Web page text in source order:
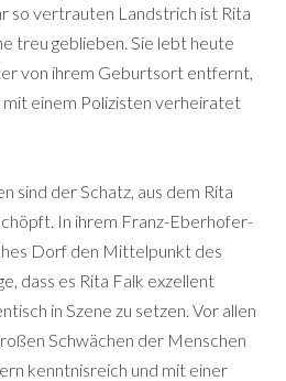
so vertrauten Landstrich ist Rita
treu geblieben. Sie lebt heute
von ihrem Geburtsort entfernt,
mit einem Polizisten verheiratet
sind der Schatz, aus dem Rita
In ihrem Franz-Eberhofer-
Dorf den Mittelpunkt des
dass es Rita Falk exzellent
in Szene zu setzen. Vor allen
Schwächen der Menschen
kenntnisreich und mit einer